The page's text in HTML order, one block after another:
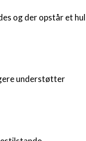
og der opstår et hul
understøtter